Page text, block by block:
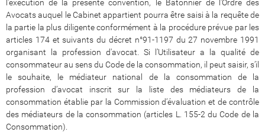
l'exécution de la présente convention, le Bâtonnier de l'Ordre des
Avocats auquel le Cabinet appartient pourra être saisi à la requête de
la partie la plus diligente conformément à la procédure prévue par les
articles 174 et suivants du décret n°91-1197 du 27 novembre 1991
organisant la profession d'avocat. Si l’Utilisateur a la qualité de
consommateur au sens du Code de la consommation, il peut saisir, s’il
le souhaite, le médiateur national de la consommation de la
profession d’avocat inscrit sur la liste des médiateurs de la
consommation établie par la Commission d’évaluation et de contrôle
des médiateurs de la consommation (articles L. 155-2 du Code de la
Consommation).